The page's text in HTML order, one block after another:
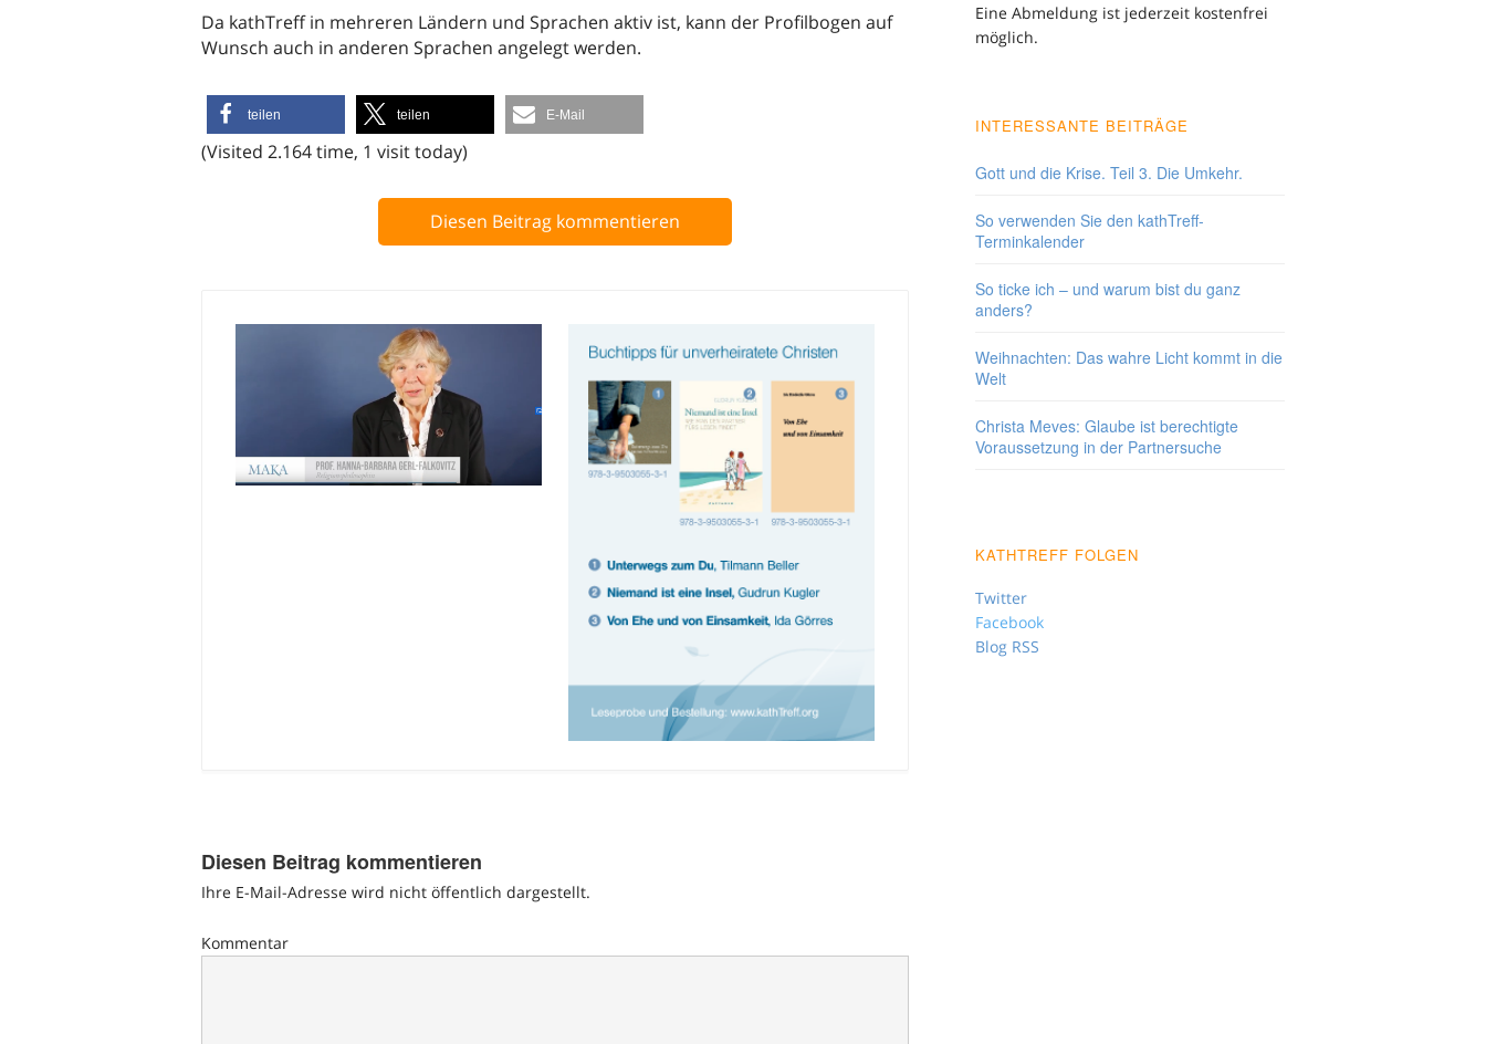
Da kathTreff in mehreren Ländern und Sprachen aktiv ist, kann der Profilbogen auf
Wunsch auch in anderen Sprachen angelegt werden.
teilen teilen E-Mail
(Visited 2.164 time, 1 visit today)
Diesen Beitrag kommentieren
Diesen Beitrag kommentieren
Ihre E-Mail-Adresse wird nicht öffentlich dargestellt.
Kommentar
Eine Abmeldung ist jederzeit kostenfrei
möglich.
INTERESSANTE BEITRÄGE
Gott und die Krise. Teil 3. Die Umkehr.
So verwenden Sie den kathTreff-
Terminkalender
So ticke ich – und warum bist du ganz
anders?
Weihnachten: Das wahre Licht kommt in die
Welt
Christa Meves: Glaube ist berechtigte
Voraussetzung in der Partnersuche
KATHTREFF FOLGEN
Twitter
Facebook
Blog RSS